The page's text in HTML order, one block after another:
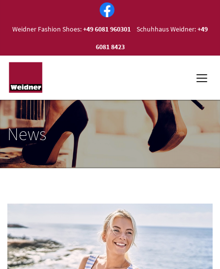
Weidner Fashion Shoes:+49 6081 960301 Schuhhaus Weidner:+49
6081 8423
News